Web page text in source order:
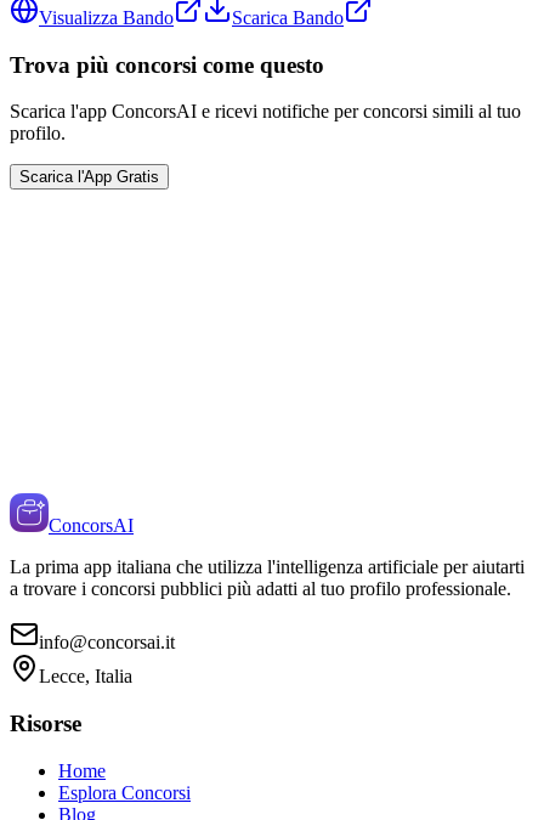
Visualizza Bando
Scarica Bando
Trova più concorsi come questo
Scarica l'app ConcorsAI e ricevi notifiche per concorsi simili al tuo
profilo.
Scarica l'App Gratis
ConcorsAI
La prima app italiana che utilizza l'intelligenza artificiale per aiutarti
a trovare i concorsi pubblici più adatti al tuo profilo professionale.
info@concorsai.it
Lecce, Italia
Risorse
Home
Esplora Concorsi
Blog